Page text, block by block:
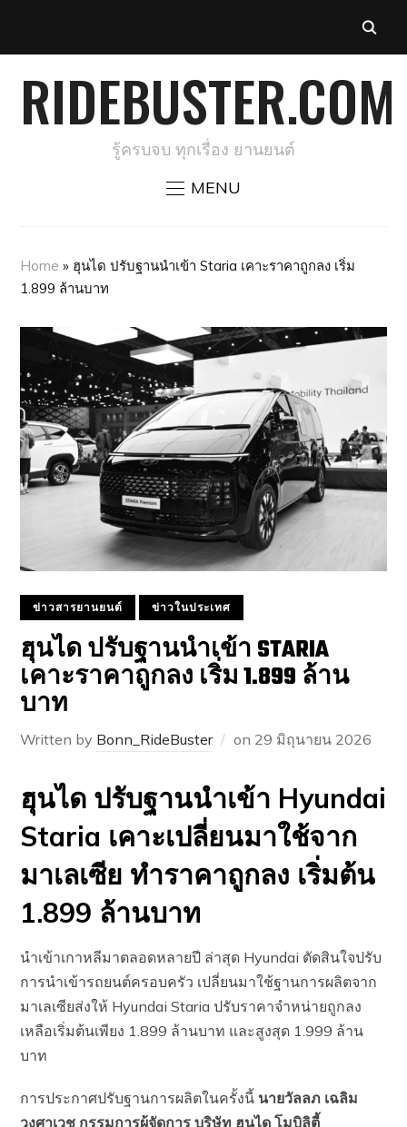
RIDEBUSTER.COM
รู้ครบจบ ทุกเรื่อง ยานยนต์
MENU
Home » ฮุนได ปรับฐานนำเข้า Staria เคาะราคาถูกลง เริ่ม
1.899 ล้านบาท
ข่าวสารยานยนต์ ข่าวในประเทศ
ฮุนได ปรับฐานนำเข้า STARIA
เคาะราคาถูกลง เริ่ม 1.899 ล้าน
บาท
Written by Bonn_RideBuster on 29 มิถุนายน 2026
ฮุนได ปรับฐานนำเข้า Hyundai
Staria เคาะเปลี่ยนมาใช้จาก
มาเลเซีย ทำราคาถูกลง เริ่มต้น
1.899 ล้านบาท
นำเข้าเกาหลีมาตลอดหลายปี ล่าสุด Hyundai ตัดสินใจปรับ
การนำเข้ารถยนต์ครอบครัว เปลี่ยนมาใช้ฐานการผลิตจาก
มาเลเซียส่งให้ Hyundai Staria ปรับราคาจำหน่ายถูกลง
เหลือเริ่มต้นเพียง 1.899 ล้านบาท และสูงสุด 1.999 ล้าน
บาท
การประกาศปรับฐานการผลิตในครั้งนี้ นายวัลลภ เฉลิม
วงศาเวช กรรมการผู้จัดการ บริษัท ฮุนได โมบิลิตี้